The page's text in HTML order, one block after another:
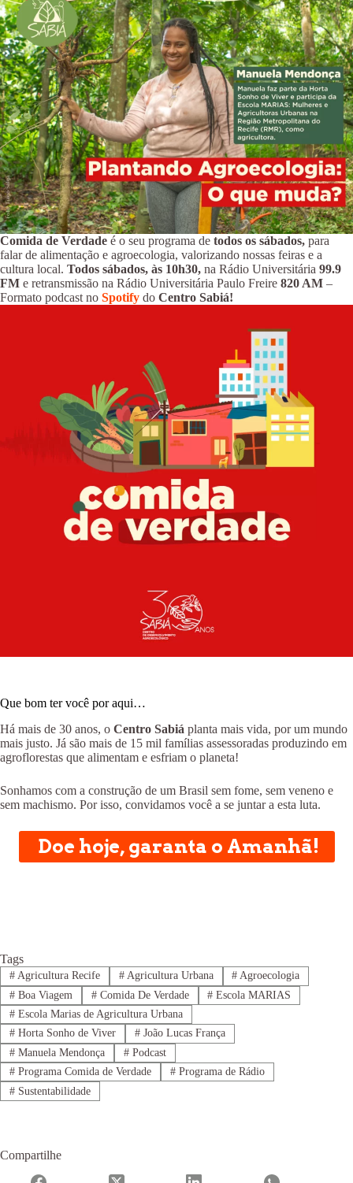
Comida de Verdade é o seu programa de todos os sábados, para
falar de alimentação e agroecologia, valorizando nossas feiras e a
cultura local. Todos sábados, às 10h30, na Rádio Universitária 99.9
FM e retransmissão na Rádio Universitária Paulo Freire 820 AM –
Formato podcast no Spotify do Centro Sabiá!
Que bom ter você por aqui…
Há mais de 30 anos, o Centro Sabiá planta mais vida, por um mundo
mais justo. Já são mais de 15 mil famílias assessoradas produzindo em
agroflorestas que alimentam e esfriam o planeta!
Sonhamos com a construção de um Brasil sem fome, sem veneno e
sem machismo. Por isso, convidamos você a se juntar a esta luta.
Doe hoje, garanta o Amanhã!
Tags
#Agricultura Recife #Agricultura Urbana # Agroecologia
#Boa Viagem #Comida De Verdade # Escola MARIAS
#Escola Marias de Agricultura Urbana
#Horta Sonho de Viver #João Lucas França
#Manuela Mendonça #Podcast
#Programa Comida de Verdade #Programa de Rádio
#Sustentabilidade
Compartilhe